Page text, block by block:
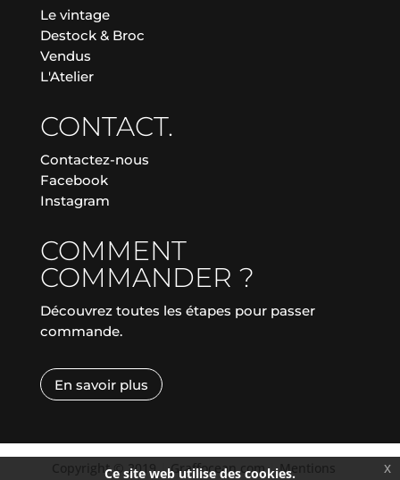
Le vintage
Destock & Broc
Vendus
L'Atelier
CONTACT.
Contactez-nous
Facebook
Instagram
COMMENT
COMMANDER ?
Découvrez toutes les étapes pour passer
commande.
En savoir plus
Copyright © 2019| Graffocean.com | Mentions
Ce site web utilise des cookies. x